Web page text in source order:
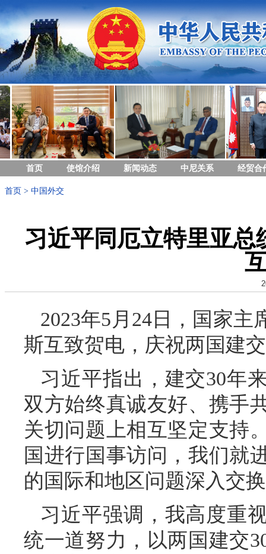
首页 使馆介绍 新闻动态 中尼关系 经贸合
首页 > 中国外交
习近平同厄立特里亚总
2023年5月24日，国家
斯互致贺电，庆祝两国建
习近平指出，建交30年
双方始终真诚友好、携手
关切问题上相互坚定支持
国进行国事访问，我们就
的国际和地区问题深入交
习近平强调，我高度重
统一道努力，以两国建交